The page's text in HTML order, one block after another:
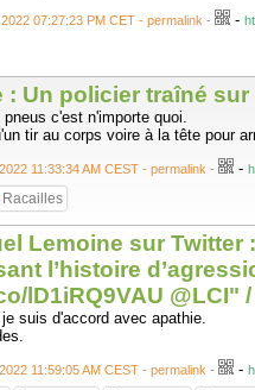
07:27:23 PM CET - permalink - -
: Un policier traîné
c'est n'importe quoi.
tir au corps voire à la tête pour
11:33:34 AM CEST - permalink - -
Racailles
Lemoine sur Twitter
l’histoire
lD1iRQ9VAU @LCI"
suis d'accord avec apathie.
11:59:05 AM CEST - permalink - -